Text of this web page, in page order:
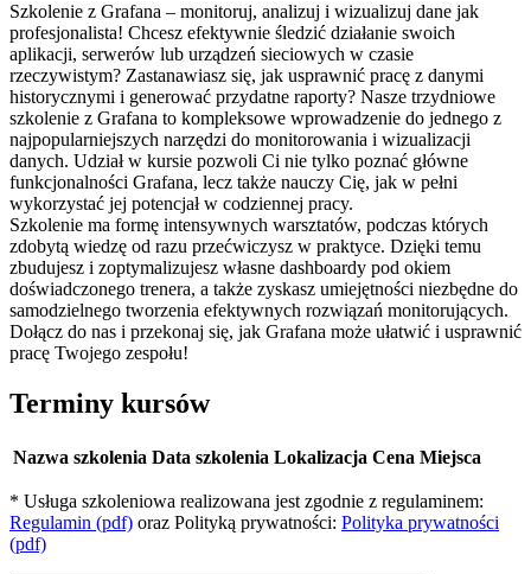
Szkolenie z Grafana – monitoruj, analizuj i wizualizuj dane jak
profesjonalista! Chcesz efektywnie śledzić działanie swoich
aplikacji, serwerów lub urządzeń sieciowych w czasie
rzeczywistym? Zastanawiasz się, jak usprawnić pracę z danymi
historycznymi i generować przydatne raporty? Nasze trzydniowe
szkolenie z Grafana to kompleksowe wprowadzenie do jednego z
najpopularniejszych narzędzi do monitorowania i wizualizacji
danych. Udział w kursie pozwoli Ci nie tylko poznać główne
funkcjonalności Grafana, lecz także nauczy Cię, jak w pełni
wykorzystać jej potencjał w codziennej pracy.
Szkolenie ma formę intensywnych warsztatów, podczas których
zdobytą wiedzę od razu przećwiczysz w praktyce. Dzięki temu
zbudujesz i zoptymalizujesz własne dashboardy pod okiem
doświadczonego trenera, a także zyskasz umiejętności niezbędne do
samodzielnego tworzenia efektywnych rozwiązań monitorujących.
Dołącz do nas i przekonaj się, jak Grafana może ułatwić i usprawnić
pracę Twojego zespołu!
Terminy kursów
Nazwa szkolenia Data szkolenia Lokalizacja Cena Miejsca
* Usługa szkoleniowa realizowana jest zgodnie z regulaminem:
Regulamin (pdf) oraz Polityką prywatności: Polityka prywatności
(pdf)